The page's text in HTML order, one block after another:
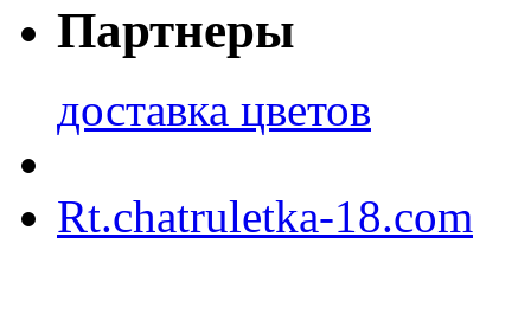
Партнеры
доставка цветов
Rt.chatruletka-18.com